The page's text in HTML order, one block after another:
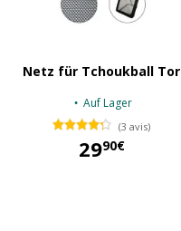
Netz für Tchoukball Tor
Auf Lager
(3 avis)
2990€